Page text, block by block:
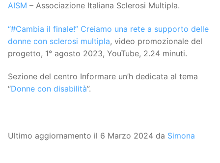
AISM – Associazione Italiana Sclerosi Multipla.
“#Cambia il finale!” Creiamo una rete a supporto delle
donne con sclerosi multipla, video promozionale del
progetto, 1° agosto 2023, YouTube, 2.24 minuti.
Sezione del centro Informare un’h dedicata al tema
“Donne con disabilità”.
Ultimo aggiornamento il 6 Marzo 2024 da Simona